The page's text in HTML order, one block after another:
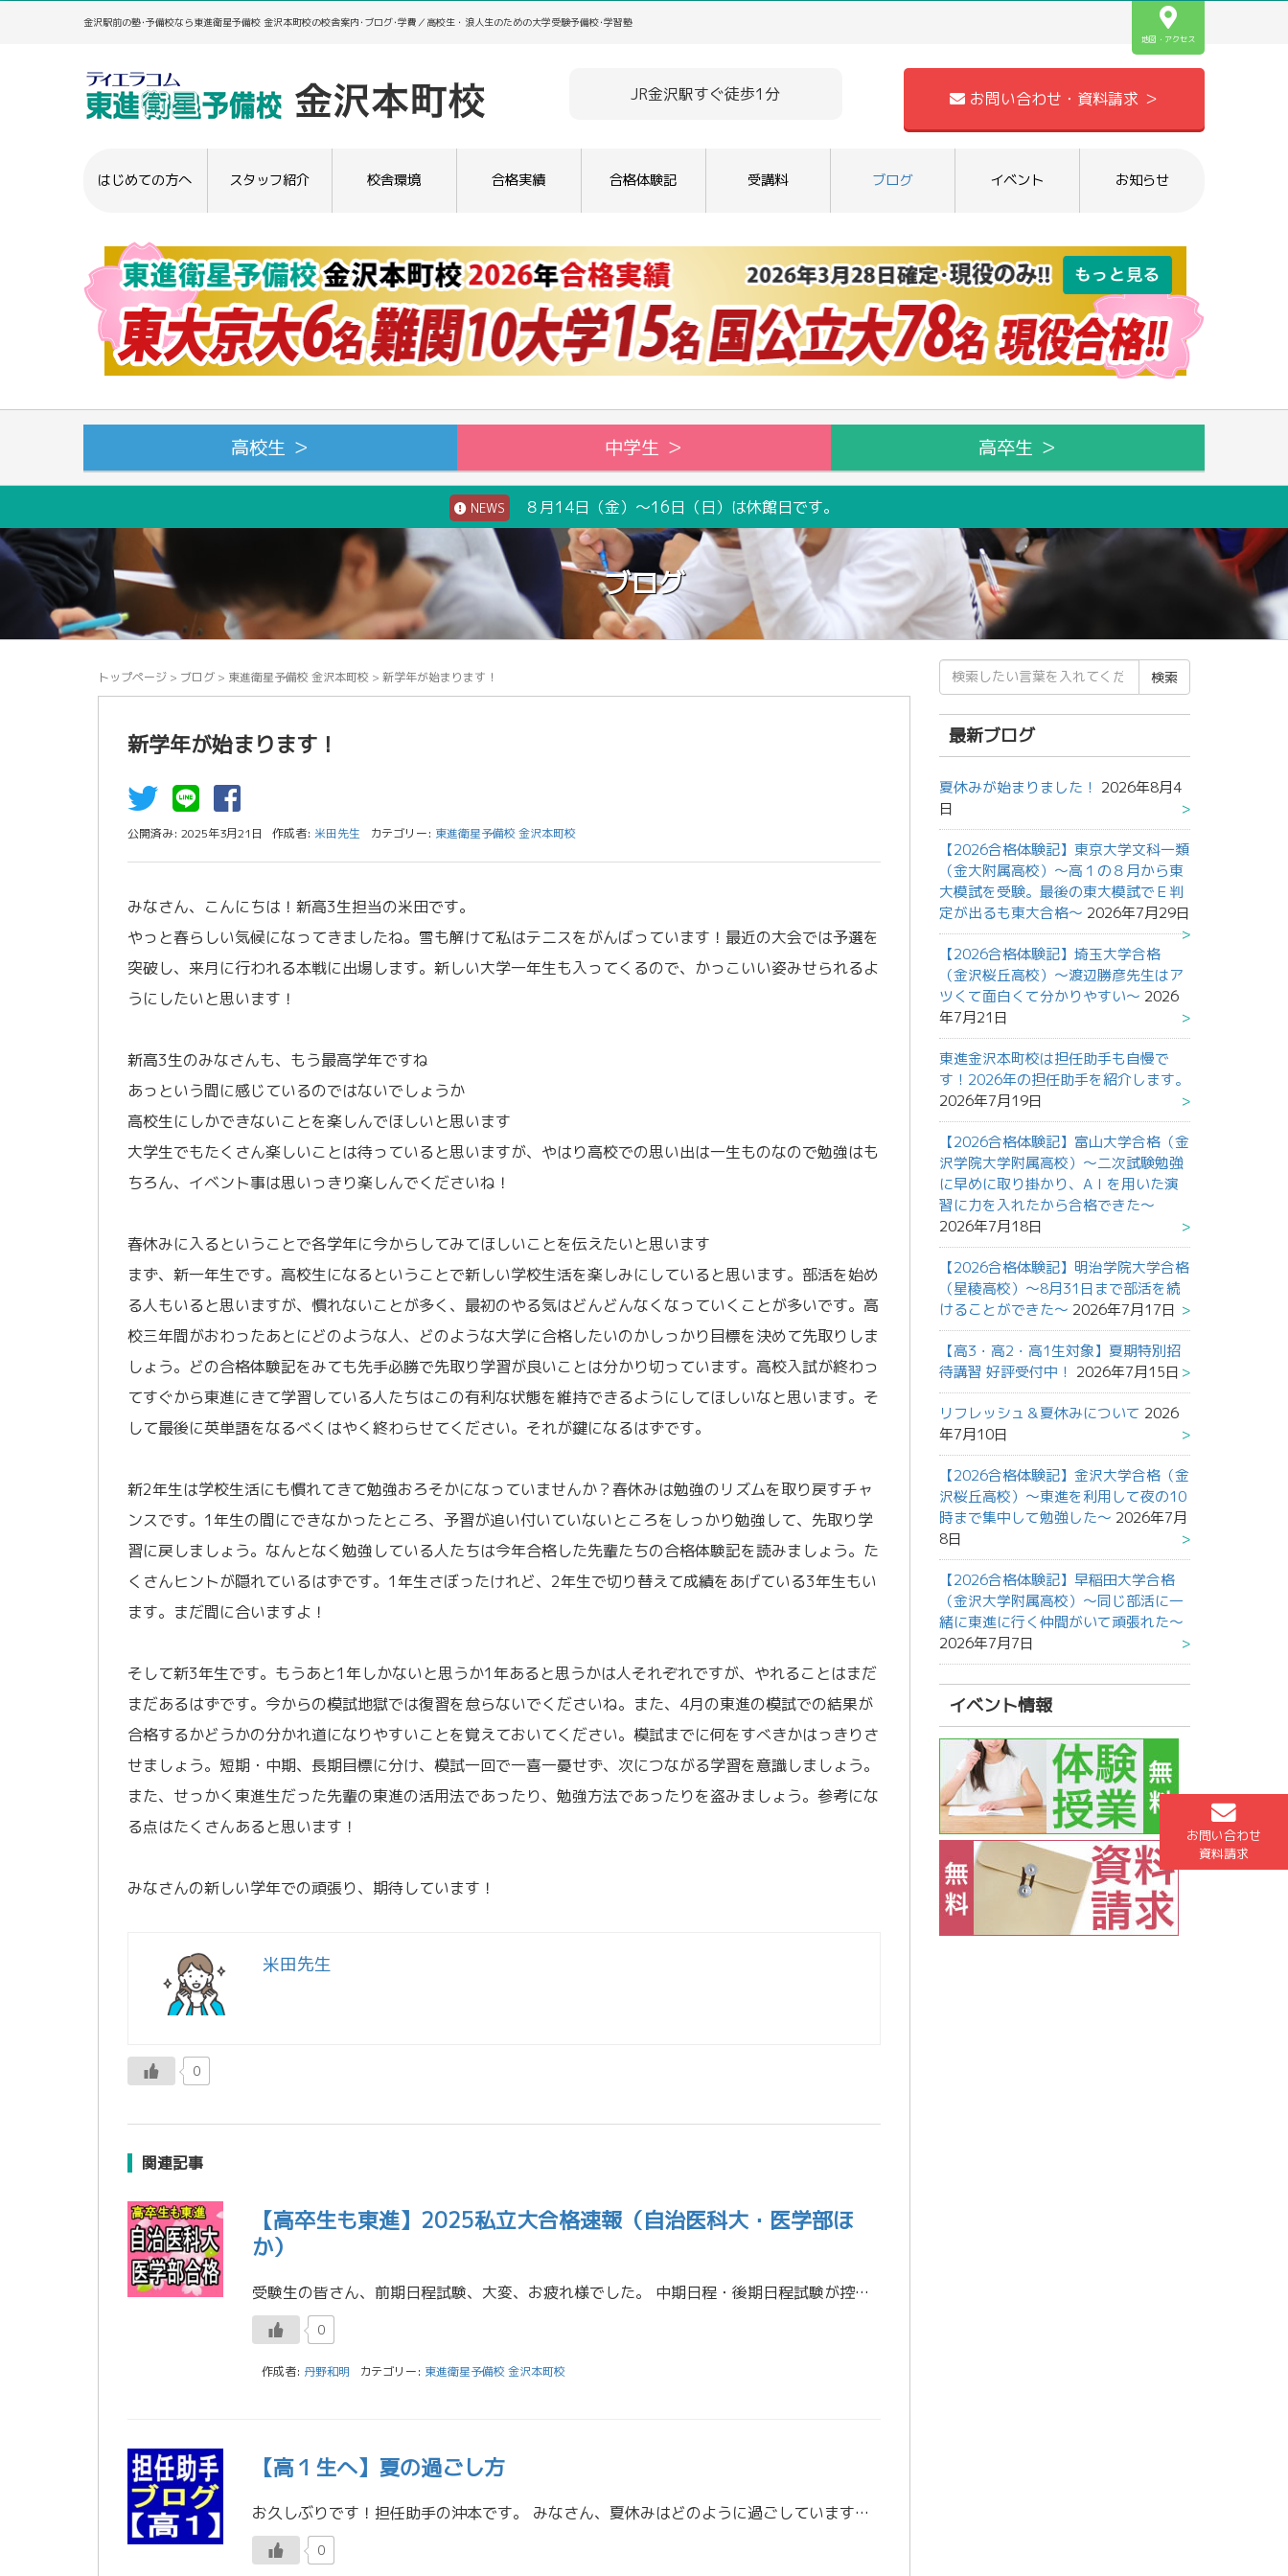
金沢駅前の塾･予備校なら東進衛星予備校 金沢本町校の校舎案内･ブログ･学費／高校生・浪人生のための大学受験予備校･学習塾
地図・アクセス
JR金沢駅すぐ徒歩1分 お問い合わせ・資料請求 ＞
はじめての方へ スタッフ紹介 校舎環境 合格実績 合格体験記 受講料 ブログ イベント お知らせ
高校生 ＞ 中学生 ＞ 高卒生 ＞
お問い合わせ
資料請求
NEWS ８月14日（金）～16日（日）は休館日です。
ブログ
トップページ > ブログ > 東進衛星予備校 金沢本町校 > 新学年が始まります！
新学年が始まります！
公開済み: 2025年3月21日 作成者: 米田先生 カテゴリー: 東進衛星予備校 金沢本町校
みなさん、こんにちは！新高3生担当の米田です。
やっと春らしい気候になってきましたね。雪も解けて私はテニスをがんばっています！最近の大会では予選を
突破し、来月に行われる本戦に出場します。新しい大学一年生も入ってくるので、かっこいい姿みせられるよ
うにしたいと思います！
新高3生のみなさんも、もう最高学年ですね
あっという間に感じているのではないでしょうか
高校生にしかできないことを楽しんでほしいと思います
大学生でもたくさん楽しいことは待っていると思いますが、やはり高校での思い出は一生ものなので勉強はも
ちろん、イベント事は思いっきり楽しんでくださいね！
春休みに入るということで各学年に今からしてみてほしいことを伝えたいと思います
まず、新一年生です。高校生になるということで新しい学校生活を楽しみにしていると思います。部活を始め
る人もいると思いますが、慣れないことが多く、最初のやる気はどんどんなくなっていくことが多いです。高
校三年間がおわったあとにどのような人、どのような大学に合格したいのかしっかり目標を決めて先取りしま
しょう。どの合格体験記をみても先手必勝で先取り学習が良いことは分かり切っています。高校入試が終わっ
てすぐから東進にきて学習している人たちはこの有利な状態を維持できるようにしてほしいなと思います。そ
して最後に英単語をなるべくはやく終わらせてください。それが鍵になるはずです。
新2年生は学校生活にも慣れてきて勉強おろそかになっていませんか？春休みは勉強のリズムを取り戻すチャ
ンスです。1年生の間にできなかったところ、予習が追い付いていないところをしっかり勉強して、先取り学
習に戻しましょう。なんとなく勉強している人たちは今年合格した先輩たちの合格体験記を読みましょう。た
くさんヒントが隠れているはずです。1年生さぼったけれど、2年生で切り替えて成績をあげている3年生もい
ます。まだ間に合いますよ！
そして新3年生です。もうあと1年しかないと思うか1年あると思うかは人それぞれですが、やれることはまだ
まだあるはずです。今からの模試地獄では復習を怠らないでくださいね。また、4月の東進の模試での結果が
合格するかどうかの分かれ道になりやすいことを覚えておいてください。模試までに何をすべきかはっきりさ
せましょう。短期・中期、長期目標に分け、模試一回で一喜一憂せず、次につながる学習を意識しましょう。
また、せっかく東進生だった先輩の東進の活用法であったり、勉強方法であったりを盗みましょう。参考にな
る点はたくさんあると思います！
みなさんの新しい学年での頑張り、期待しています！
米田先生
0
関連記事
【高卒生も東進】2025私立大合格速報（自治医科大・医学部ほ
か）
受験生の皆さん、前期日程試験、大変、お疲れ様でした。 中期日程・後期日程試験が控えている人は、進学先が決まるまで、受験勉強を続けましょう。 ／ その一方で、高卒生の問合せも多くあります。 2月25日現在で高卒生の問合せは […]
0
作成者: 丹野和明 カテゴリー: 東進衛星予備校 金沢本町校
【高１生へ】夏の過ごし方
お久しぶりです！担任助手の沖本です。 みなさん、夏休みはどのように過ごしていますか？？ 夏祭りや花火大会、プール、海など楽しい夏の遊びはたくさんありますよね！ わたしは生徒の皆から楽しい夏の思い出を聞いて嬉しく思っていま […]
0
検
索
結
果:
最新ブログ
夏休みが始まりました！ 2026年8月4
日
【2026合格体験記】東京大学文科一類
（金大附属高校）～高１の８月から東
大模試を受験。最後の東大模試でＥ判
定が出るも東大合格～ 2026年7月29日
【2026合格体験記】埼玉大学合格
（金沢桜丘高校）～渡辺勝彦先生はア
ツくて面白くて分かりやすい～ 2026
年7月21日
東進金沢本町校は担任助手も自慢で
す！2026年の担任助手を紹介します。
2026年7月19日
【2026合格体験記】富山大学合格（金
沢学院大学附属高校）～二次試験勉強
に早めに取り掛かり、AＩを用いた演
習に力を入れたから合格できた～
2026年7月18日
【2026合格体験記】明治学院大学合格
（星稜高校）～8月31日まで部活を続
けることができた～ 2026年7月17日
【高3・高2・高1生対象】夏期特別招
待講習 好評受付中！ 2026年7月15日
リフレッシュ＆夏休みについて 2026
年7月10日
【2026合格体験記】金沢大学合格（金
沢桜丘高校）～東進を利用して夜の10
時まで集中して勉強した～ 2026年7月
8日
【2026合格体験記】早稲田大学合格
（金沢大学附属高校）～同じ部活に一
緒に東進に行く仲間がいて頑張れた～
2026年7月7日
イベント情報